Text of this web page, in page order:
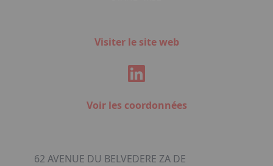
Visiter le site web
Voir les coordonnées
62 AVENUE DU BELVEDERE ZA DE